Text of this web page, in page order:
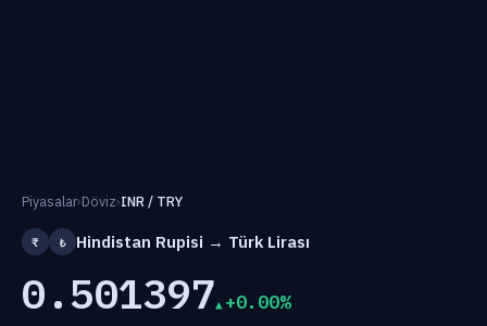
Piyasalar›Döviz›INR / TRY
₹ ₺ Hindistan Rupisi → Türk Lirası
0.501397 +0.00%